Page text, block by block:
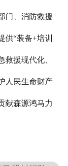
门、消防救援
供“装备+培训
救援现代化、
人民生命财产
献森源鸿马力